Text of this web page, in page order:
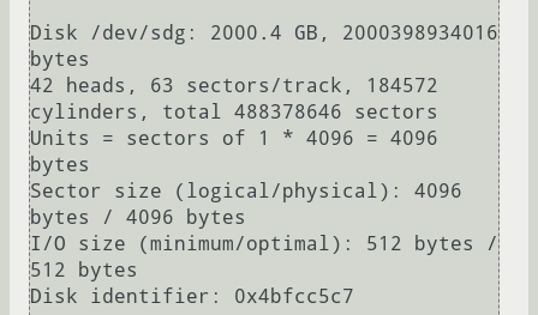
Disk /dev/sdg: 2000.4 GB, 2000398934016
bytes
42 heads, 63 sectors/track, 184572
cylinders, total 488378646 sectors
Units = sectors of 1 * 4096 = 4096
bytes
Sector size (logical/physical): 4096
bytes / 4096 bytes
I/O size (minimum/optimal): 512 bytes /
512 bytes
Disk identifier: 0x4bfcc5c7